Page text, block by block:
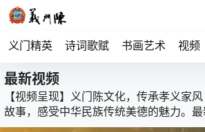
义门精英 诗词歌赋 书画艺术 视频
最新视频
【视频呈现】义门陈文化，传承孝义家
故事，感受中华民族传统美德的魅力。最